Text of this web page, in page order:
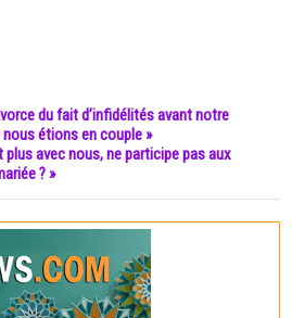
du fait d’infidélités avant notre
étions en couple »
plus avec nous, ne participe pas aux
? »